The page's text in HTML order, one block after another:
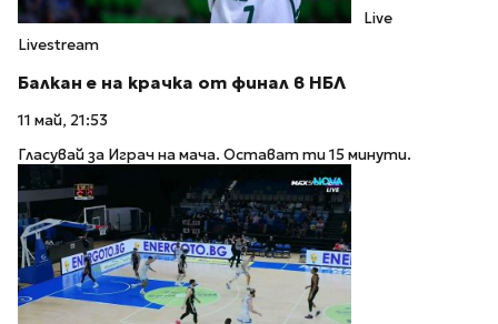
Live
Livestream
Балкан е на крачка от финал в НБЛ
11 май, 21:53
Гласувай за Играч на мача. Остават ти 15 минути.